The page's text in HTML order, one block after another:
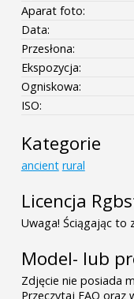
Aparat foto:
Data:
Przesłona:
Ekspozycja:
Ogniskowa:
ISO:
Kategorie
ancient rural
Licencja
Uwaga! Ściągając to
Model- lub
Zdjęcie nie posiada
Przeczytaj FAQ oraz